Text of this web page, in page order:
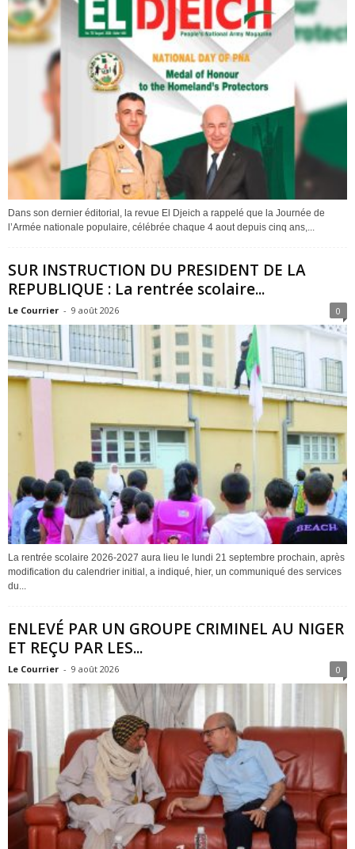
Dans son dernier éditorial, la revue El Djeich a rappelé que la Journée de
l’Armée nationale populaire, célébrée chaque 4 aout depuis cinq ans,...
SUR INSTRUCTION DU PRESIDENT DE LA
REPUBLIQUE : La rentrée scolaire...
Le Courrier - 9 août 2026 0
La rentrée scolaire 2026-2027 aura lieu le lundi 21 septembre prochain, après
modification du calendrier initial, a indiqué, hier, un communiqué des services
du...
ENLEVÉ PAR UN GROUPE CRIMINEL AU NIGER
ET REÇU PAR LES...
Le Courrier - 9 août 2026 0